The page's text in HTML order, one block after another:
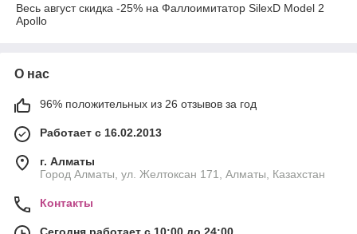
Весь август скидка -25% на Фаллоимитатор SilexD Model 2
Apollo
О нас
96% положительных из 26 отзывов за год
Работает с 16.02.2013
г. Алматы
Город Алматы, ул. Желтоксан 171, Алматы, Казахстан
Контакты
Сегодня работает с 10:00 до 24:00